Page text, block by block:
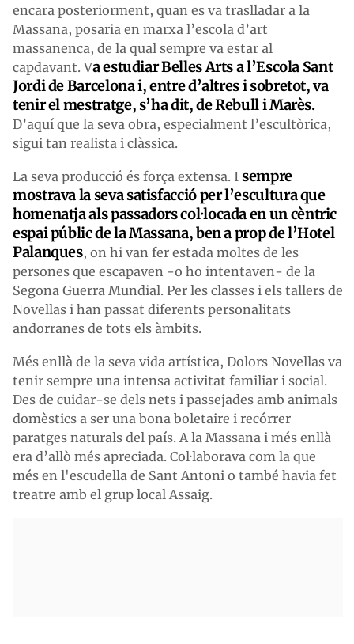
encara posteriorment, quan es va traslladar a la
Massana, posaria en marxa l’escola d’art
massanenca, de la qual sempre va estar al
capdavant. Va estudiar Belles Arts a l’Escola Sant
Jordi de Barcelona i, entre d’altres i sobretot, va
tenir el mestratge, s’ha dit, de Rebull i Marès.
D’aquí que la seva obra, especialment l’escultòrica,
sigui tan realista i clàssica.
La seva producció és força extensa. I sempre
mostrava la seva satisfacció per l’escultura que
homenatja als passadors col·locada en un cèntric
espai públic de la Massana, ben a prop de l’Hotel
Palanques, on hi van fer estada moltes de les
persones que escapaven -o ho intentaven- de la
Segona Guerra Mundial. Per les classes i els tallers de
Novellas i han passat diferents personalitats
andorranes de tots els àmbits.
Més enllà de la seva vida artística, Dolors Novellas va
tenir sempre una intensa activitat familiar i social.
Des de cuidar-se dels nets i passejades amb animals
domèstics a ser una bona boletaire i recórrer
paratges naturals del país. A la Massana i més enllà
era d’allò més apreciada. Col·laborava com la que
més en l'escudella de Sant Antoni o també havia fet
treatre amb el grup local Assaig.